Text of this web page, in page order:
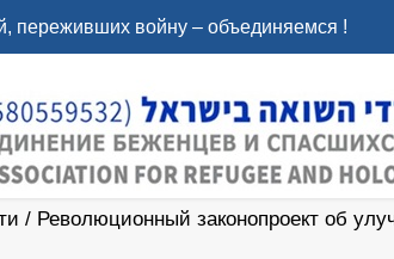
переживших войну – объединяемся !
/ Революционный законопроект об